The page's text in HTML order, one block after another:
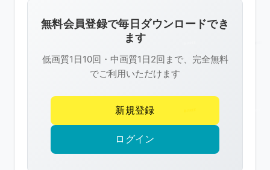
像
は
R-
FREE
作
権
無料会員登録で毎日ダウンロードでき
ます
低画質1日10回・中画質1日2回まで、完全無料
でご利用いただけます
新規登録
ログイン